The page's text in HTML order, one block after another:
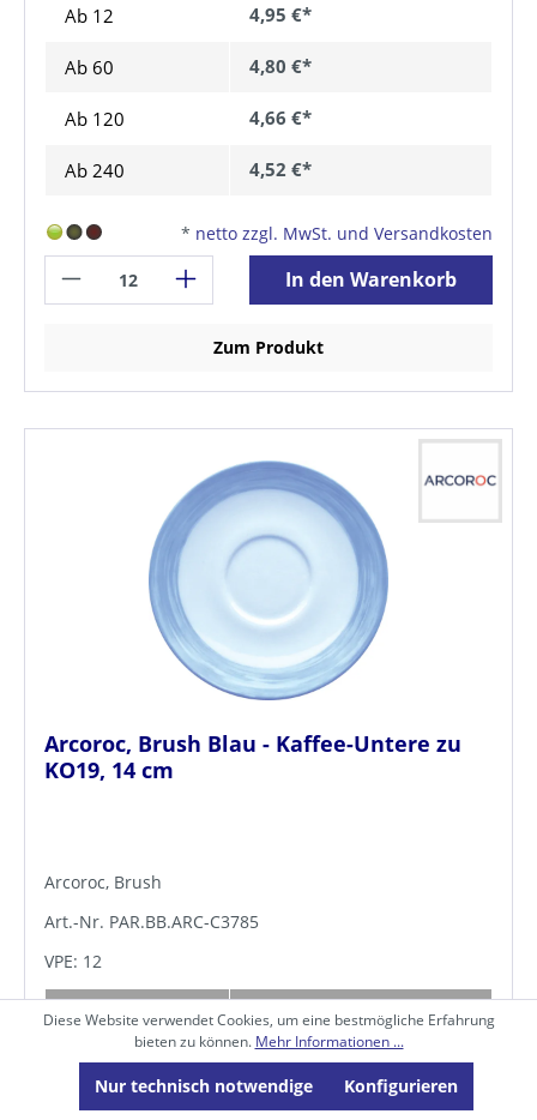
Ab 12 4,95 €*
Ab 60 4,80 €*
Ab 120 4,66 €*
Ab 240 4,52 €*
* netto zzgl. MwSt. und Versandkosten
In den Warenkorb
Zum Produkt
Arcoroc, Brush Blau - Kaffee-Untere zu
KO19, 14 cm
Arcoroc, Brush
Art.-Nr. PAR.BB.ARC-C3785
VPE: 12
Anzahl Stückpreis
Ab 12 4,25 €*
Ab60 4,12 €*
Diese Website verwendet Cookies, um eine bestmögliche Erfahrung
bieten zu können. Mehr Informationen ...
Nur technisch notwendige Konfigurieren